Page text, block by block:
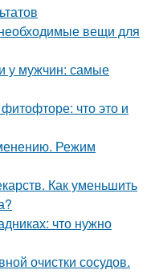
вещи для
у мужчин: самые
что это и
Режим
Как уменьшить
что нужно
очистки сосудов.